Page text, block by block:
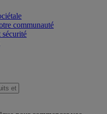
communauté